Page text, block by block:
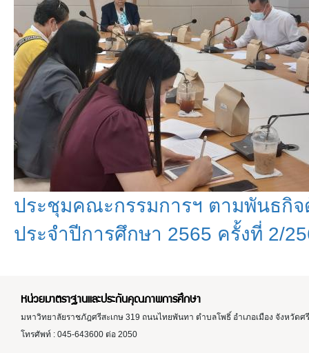
ประชุมคณะกรรมการฯ ตามพันธกิจ
ประจำปีการศึกษา 2565 ครั้งที่ 2/
หน่วยมาตราฐานและประกันคุณภาพการศึกษา
มหาวิทยาลัยราชภัฎศรีสะเกษ 319 ถนนไทยพันทา ตำบลโพธิ์ อำเภอเมือง จังหวัดศ
โทรศัพท์ : 045-643600 ต่อ 2050